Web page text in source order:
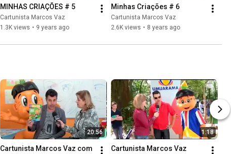
MINHAS CRIAÇÕES # 5
Cartunista Marcos Vaz
1.3K views • 9 years ago
Minhas Criações # 6
Cartunista Marcos Vaz
2.6K views • 8 years ago
20:56
Cartunista Marcos Vaz com
1:18
Cartunista Marcos Vaz